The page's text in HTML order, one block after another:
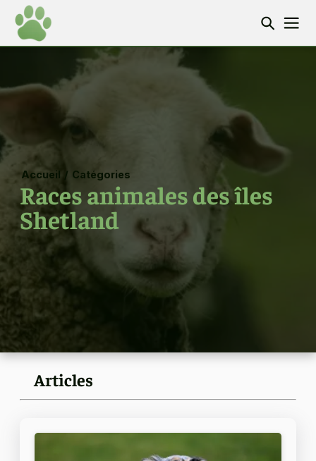
Accueil / Catégories
Races animales des îles
Shetland
Articles